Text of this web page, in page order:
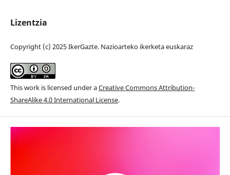
Lizentzia
Copyright (c) 2025 IkerGazte. Nazioarteko ikerketa euskaraz
This work is licensed under aCreative Commons Attribution-
ShareAlike 4.0 International License.